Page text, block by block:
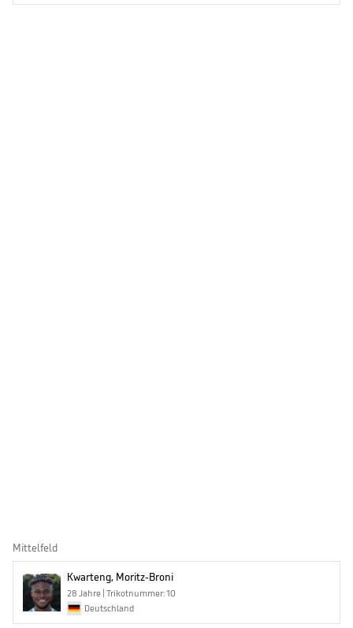
Mittelfeld
Kwarteng, Moritz-Broni
28 Jahre | Trikotnummer: 10
Deutschland